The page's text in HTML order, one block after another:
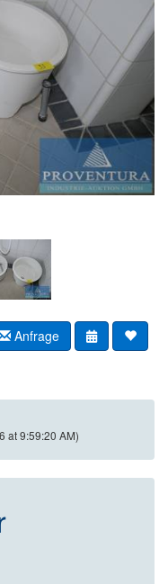
Anfrage
at 9:59:20 AM)